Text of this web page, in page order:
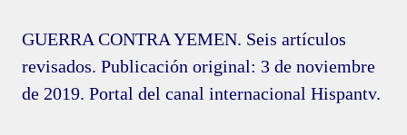
GUERRA CONTRA YEMEN. Seis artículos
revisados. Publicación original: 3 de noviembre
de 2019. Portal del canal internacional Hispantv.